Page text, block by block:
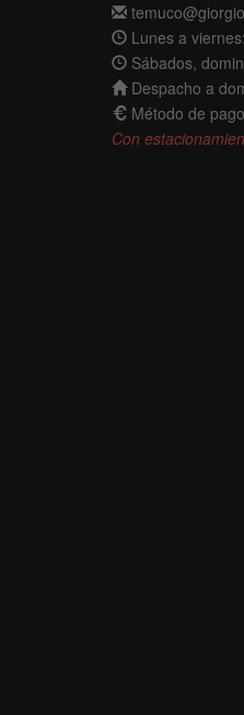
Lunes a
Sábados,
Despacho a
Método de
Con